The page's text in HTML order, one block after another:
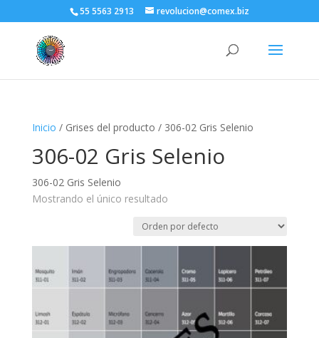
55 5563 2913 revolucion@comex.biz
Inicio / Grises del producto / 306-02 Gris Selenio
306-02 Gris Selenio
306-02 Gris Selenio
Mostrando el único resultado